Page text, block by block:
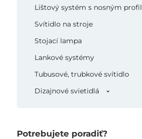
Lištový systém s nosným
Svítidlo na stroje
Stojací lampa
Lankové systémy
Tubusové, trubkové svítidlo
Dizajnové svietidlá
Potrebujete poradiť?